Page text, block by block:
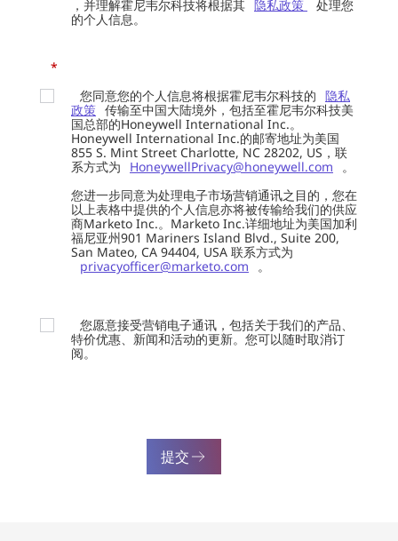
，并理解霍尼韦尔科技将根据其 隐私政策
处理您
的个人信息。
*
您同意您的个人信息将根据霍尼韦尔科技的 隐私
政策 传输至中国大陆境外，包括至霍尼韦尔科技美
国总部的Honeywell International Inc.。
Honeywell International Inc.的邮寄地址为美国
855 S. Mint Street Charlotte, NC 28202, US，联
系方式为
HoneywellPrivacy@honeywell.com
。
您进一步同意为处理电子市场营销通讯之目的，您在
以上表格中提供的个人信息亦将被传输给我们的供应
商Marketo Inc.。Marketo Inc.详细地址为美国加利
福尼亚州901 Mariners Island Blvd., Suite 200,
San Mateo, CA 94404, USA 联系方式为
privacyofficer@marketo.com
。
您愿意接受营销电子通讯，包括关于我们的产品、
特价优惠、新闻和活动的更新。您可以随时取消订
阅。
提交